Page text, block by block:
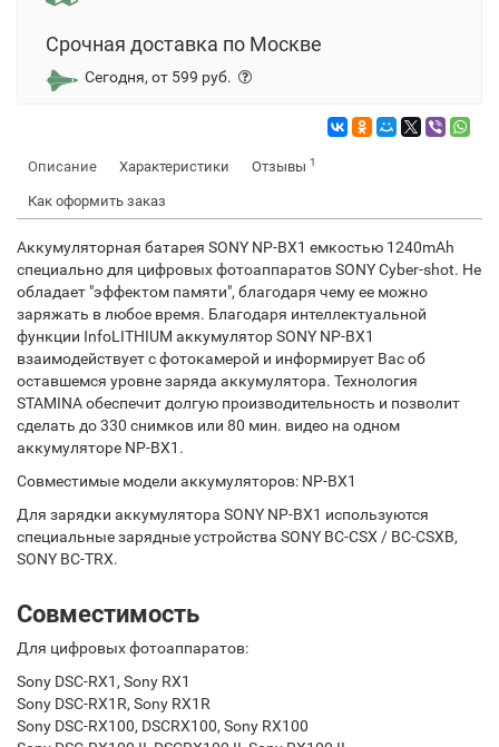
Срочная доставка по Москве
Сегодня, от 599 руб.
Описание Характеристики Отзывы 1
Как оформить заказ
Аккумуляторная батарея SONY NP-BX1 емкостью 1240mAh
специально для цифровых фотоаппаратов SONY Cyber-shot. Не
обладает "эффектом памяти", благодаря чему ее можно
заряжать в любое время. Благодаря интеллектуальной
функции InfoLITHIUM аккумулятор SONY NP-BX1
взаимодействует с фотокамерой и информирует Вас об
оставшемся уровне заряда аккумулятора. Технология
STAMINA обеспечит долгую производительность и позволит
сделать до 330 снимков или 80 мин. видео на одном
аккумуляторе NP-BX1.
Совместимые модели аккумуляторов: NP-BX1
Для зарядки аккумулятора SONY NP-BX1 используются
специальные зарядные устройства SONY BC-CSX / BC-CSXB,
SONY BC-TRX.
Совместимость
Для цифровых фотоаппаратов:
Sony DSC-RX1, Sony RX1
Sony DSC-RX1R, Sony RX1R
Sony DSC-RX100, DSCRX100, Sony RX100